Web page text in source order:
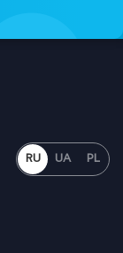
RU UA PL